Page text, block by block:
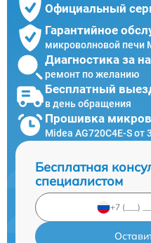
Официальный
Гарантийное
микроволновой печи
Диагностика за
ремонт по желанию
Бесплатный
в день обращения
Прошивка
Midea AG720C4E-S от
Бесплатная
специалистом